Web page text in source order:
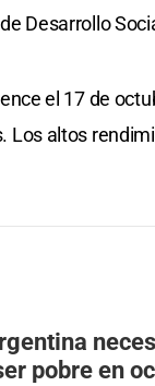
Desarrollo
el 17 de
Los altos
pobre en